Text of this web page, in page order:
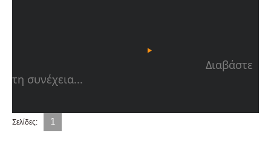
τη συνέχεια...
Σελίδες: 1